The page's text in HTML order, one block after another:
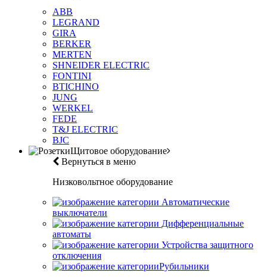
ABB
LEGRAND
GIRA
BERKER
MERTEN
SHNEIDER ELECTRIC
FONTINI
BTICHINO
JUNG
WERKEL
FEDE
T&J ELECTRIC
BJC
Щитовое оборудование
Вернуться в меню
Низковольтное оборудование
Автоматические
выключатели
Дифференциальные
автоматы
Устройства защитного
отключения
Рубильники